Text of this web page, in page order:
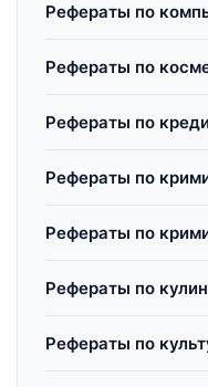
Рефераты по
Рефераты по
Рефераты по
Рефераты по
Рефераты по
Рефераты по
Рефераты по